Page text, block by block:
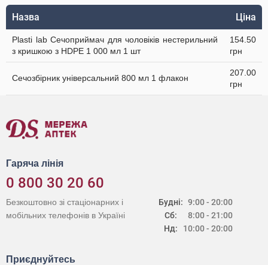
Назва Ціна
Plasti lab Сечоприймач для чоловіків нестерильний
з кришкою з HDPE 1 000 мл 1 шт
154.50
грн
Сечозбірник універсальний 800 мл 1 флакон
207.00
грн
Гаряча лінія
0 800 30 20 60
Будні:
Сб:
Нд:
9:00 - 20:00
8:00 - 21:00
10:00 - 20:00
Безкоштовно зі стаціонарних і
мобільних телефонів в Україні
Приєднуйтесь